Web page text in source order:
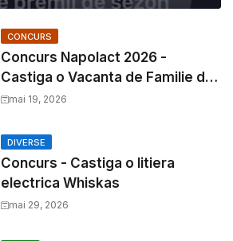
CONCURS
Concurs Napolact 2026 -
Castiga o Vacanta de Familie de
3500 Euro
mai 19, 2026
DIVERSE
Concurs - Castiga o litiera
electrica Whiskas
mai 29, 2026